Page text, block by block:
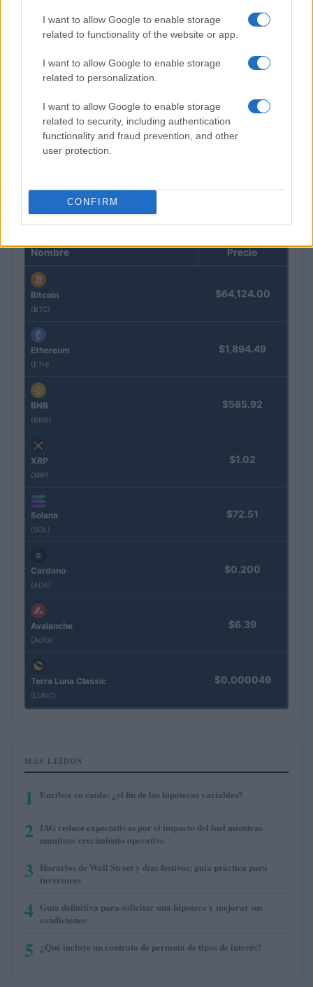
I want to allow Google to enable storage
related to functionality of the website or app.
I want to allow Google to enable storage
related to personalization.
I want to allow Google to enable storage
related to security, including authentication
functionality and fraud prevention, and other
user protection.
CONFIRM
La Reserva Federal aprueba la adquisición de Webster Bank
por parte de Banco Santander
Nombre Precio
Bitcoin
(BTC)
$64,124.00
Ethereum
(ETH)
$1,894.49
BNB
(BNB)
$585.92
XRP
(XRP)
$1.02
Solana
(SOL)
$72.51
Cardano
(ADA)
$0.200
Avalanche
(AVAX)
$6.39
Terra Luna Classic
(LUNC)
$0.000049
MÁS LEÍDOS
1 Euríbor en caída: ¿el fin de las hipotecas variables?
2 IAG reduce expectativas por el impacto del fuel mientras
mantiene crecimiento operativo
3 Horarios de Wall Street y días festivos: guía práctica para
inversores
4 Guía definitiva para solicitar una hipoteca y mejorar sus
condiciones
5 ¿Qué incluye un contrato de permuta de tipos de interés?